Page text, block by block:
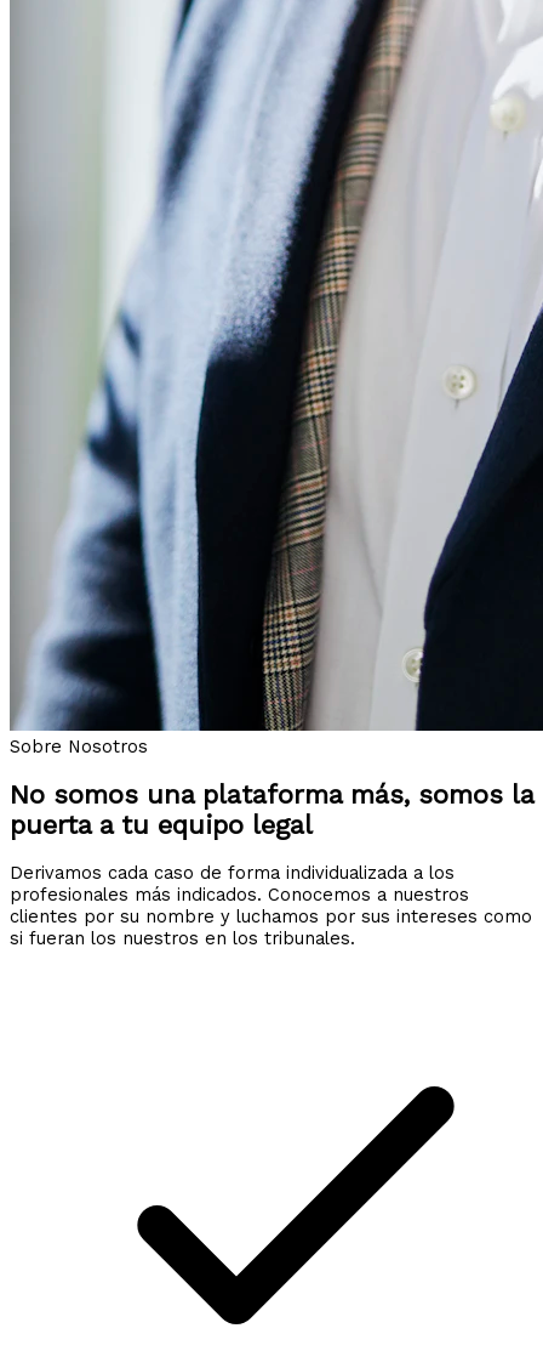
Sobre Nosotros
No somos una plataforma más, somos la
puerta a tu equipo legal
Derivamos cada caso de forma individualizada a los
profesionales más indicados. Conocemos a nuestros
clientes por su nombre y luchamos por sus intereses como
si fueran los nuestros en los tribunales.